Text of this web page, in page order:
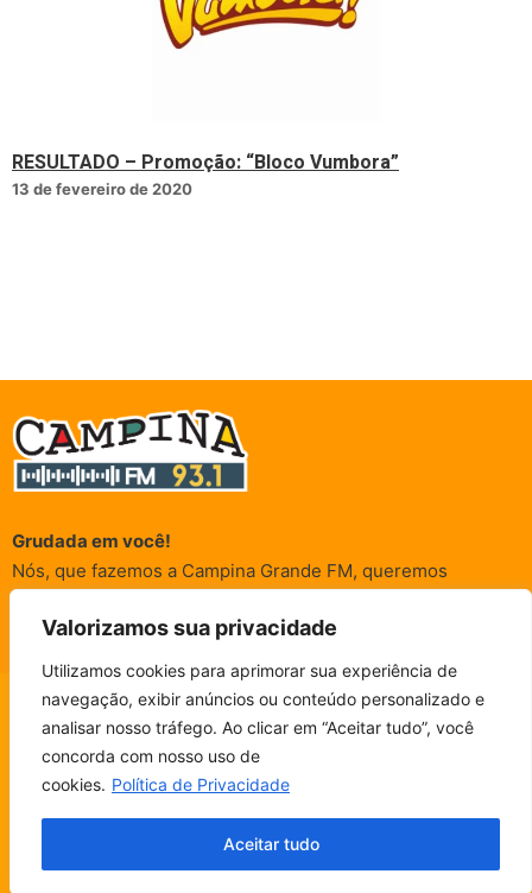
Valorizamos sua privacidade
Utilizamos cookies para aprimorar sua experiência de
navegação, exibir anúncios ou conteúdo personalizado e
analisar nosso tráfego. Ao clicar em “Aceitar tudo”, você
concorda com nosso uso de
cookies. Política de Privacidade
Aceitar tudo
CAMPINA FM - AO VIVO
ESCUTE SEM PARAR!
RESULTADO – Promoção: “Bloco Vumbora”
13 de fevereiro de 2020
Grudada em você!
Nós, que fazemos a Campina Grande FM, queremos
acompanham sempre. É para vocês que a Rádio existe e por
vocês que as informações (informativas, de entretenimento,
promocionais e de conscientização) são realizadas.
© Campina FM 1978 – 2026. Termos de Uso
rox PublicidadeFala, ouvinte!